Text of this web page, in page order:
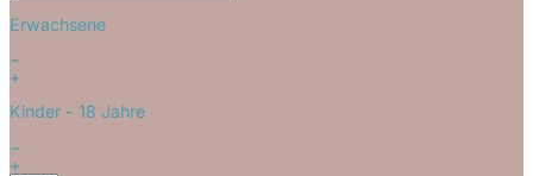
Erwachsene
−
+
Kinder - 18 Jahre
−
+